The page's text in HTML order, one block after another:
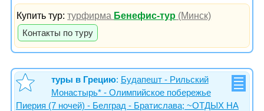
Купить тур:турфирма Бенефис-тур (Минск)
Контакты по туру
туры в Грецию: Будапешт - Рильский
Монастырь* - Олимпийское побережье
Пиерия (7 ночей) - Белград - Братислава; ~ОТДЫХ НА